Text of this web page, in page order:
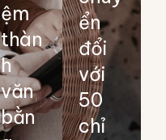
ệm
thàn
h
văn
bằn
ển
đổi
với
50
chỉ